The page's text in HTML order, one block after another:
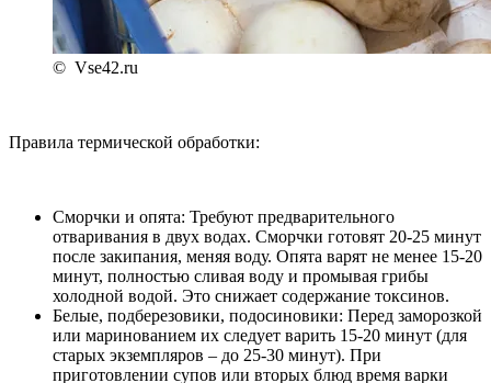
© Vse42.ru
Правила термической обработки:
Сморчки и опята: Требуют предварительного
отваривания в двух водах. Сморчки готовят 20-25 минут
после закипания, меняя воду. Опята варят не менее 15-20
минут, полностью сливая воду и промывая грибы
холодной водой. Это снижает содержание токсинов.
Белые, подберезовики, подосиновики: Перед заморозкой
или маринованием их следует варить 15-20 минут (для
старых экземпляров – до 25-30 минут). При
приготовлении супов или вторых блюд время варки